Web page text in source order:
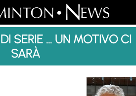
SERIE ... UN MOTIVO CI
SARÀ